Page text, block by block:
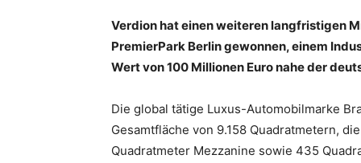
Verdion hat einen weiteren langfristigen
PremierPark Berlin gewonnen, einem
Wert von 100 Millionen Euro nahe der
Die global tätige Luxus-Automobilmarke
Gesamtfläche von 9.158 Quadratmetern,
Quadratmeter Mezzanine sowie 435